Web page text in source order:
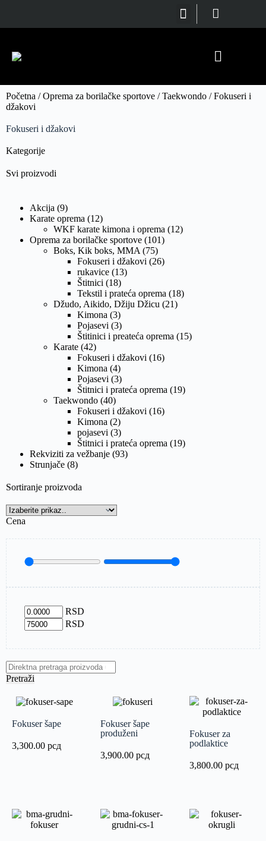
Početna /Oprema za borilačke sportove /Taekwondo / Fokuseri i
džakovi
Fokuseri i džakovi
Kategorije
Svi proizvodi
Akcija (9)
Karate oprema (12)
WKF karate kimona i oprema (12)
Oprema za borilačke sportove (101)
Boks, Kik boks, MMA (75)
Fokuseri i džakovi (26)
rukavice (13)
Štitnici (18)
Tekstil i prateća oprema (18)
Džudo, Aikido, Džiju Džicu (21)
Kimona (3)
Pojasevi (3)
Štitinici i preateća oprema (15)
Karate (42)
Fokuseri i džakovi (16)
Kimona (4)
Pojasevi (3)
Štitnici i prateća oprema (19)
Taekwondo (40)
Fokuseri i džakovi (16)
Kimona (2)
pojasevi (3)
Štitnici i prateća oprema (19)
Rekviziti za vežbanje (93)
Strunjače (8)
Sortiranje proizvoda
Cena
RSD
RSD
Pretraži
Fokuser šape
3,300.00 рсд
Fokuser šape
produženi
3,900.00рсд
Fokuser za
podlaktice
3,800.00 рсд